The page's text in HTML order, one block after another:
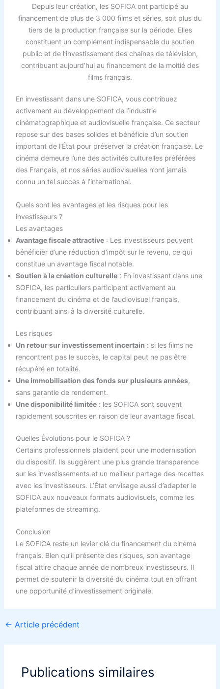
Depuis leur création, les SOFICA ont participé au
financement de plus de 3 000 films et séries, soit plus du
tiers de la production française sur la période. Elles
constituent un complément indispensable du soutien
public et de l’investissement des chaînes de télévision,
contribuant aujourd’hui au financement de la moitié des
films français.
En investissant dans une SOFICA, vous contribuez
activement au développement de l’industrie
cinématographique et audiovisuelle française. Ce secteur
repose sur des bases solides et bénéficie d’un soutien
important de l’État pour préserver la création française. Le
cinéma demeure l’une des activités culturelles préférées
des Français, et nos séries audiovisuelles n’ont jamais
connu un tel succès à l’international.
Quels sont les avantages et les risques pour les
investisseurs ?
Les avantages
Avantage fiscale attractive: Les investisseurs peuvent
bénéficier d’une réduction d’impôt sur le revenu, ce qui
constitue un avantage fiscal notable.
Soutien à la création culturelle: En investissant dans une
SOFICA, les particuliers participent activement au
financement du cinéma et de l’audiovisuel français,
contribuant ainsi à la diversité culturelle.
Les risques
Un retour sur investissement incertain : si les films ne
rencontrent pas le succès, le capital peut ne pas être
récupéré en totalité.
Une immobilisation des fonds sur plusieurs années,
sans garantie de rendement.
Une disponibilité limitée: les SOFICA sont souvent
rapidement souscrites en raison de leur avantage fiscal.
Quelles Évolutions pour le SOFICA ?
Certains professionnels plaident pour une modernisation
du dispositif. Ils suggèrent une plus grande transparence
sur les investissements et un meilleur partage des recettes
avec les investisseurs. L’État envisage aussi d’adapter le
SOFICA aux nouveaux formats audiovisuels, comme les
plateformes de streaming.
Conclusion
Le SOFICA reste un levier clé du financement du cinéma
français. Bien qu’il présente des risques, son avantage
fiscal attire chaque année de nombreux investisseurs. Il
permet de soutenir la diversité du cinéma tout en offrant
une opportunité d’investissement originale.
← Article précédent
Publications similaires